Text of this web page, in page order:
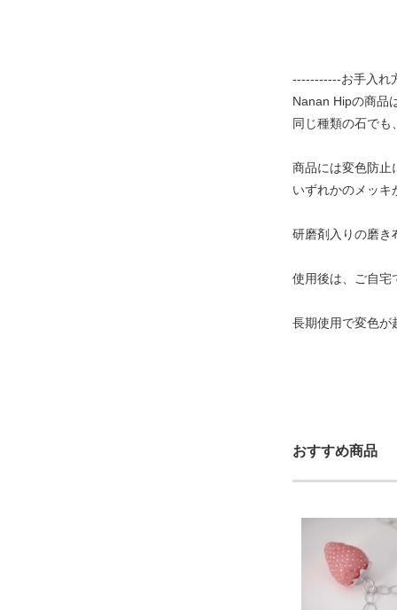
-----------お手入れ
Nanan Hipの商品
同じ種類の石でも
商品には変色防止
いずれかのメッキ
研磨剤入りの磨き
使用後は、ご自宅
長期使用で変色が
おすすめ商品